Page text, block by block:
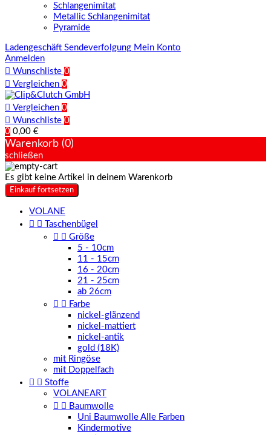
Schlangenimitat
Metallic Schlangenimitat
Pyramide
Ladengeschäft Sendeverfolgung Mein Konto
Anmelden
 Wunschliste 0
 Vergleichen 0
 Vergleichen 0
 Wunschliste 0
0 0,00 €
Warenkorb (0)
schließen
Es gibt keine Artikel in deinem Warenkorb
Einkauf fortsetzen
VOLANE
 
Taschenbügel
  Größe
5 - 10cm
11 - 15cm
16 - 20cm
21 - 25cm
ab 26cm
  Farbe
nickel-glänzend
nickel-mattiert
nickel-antik
gold (18K)
mit Ringöse
mit Doppelfach
  Stoffe
VOLANEART
  Baumwolle
Uni Baumwolle Alle Farben
Kindermotive